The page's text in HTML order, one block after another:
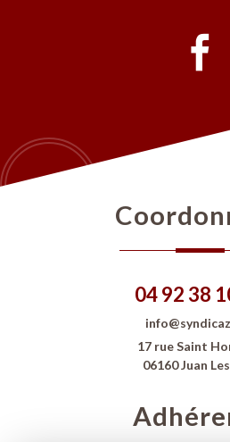
04 92 38
17 rue Saint
06160 Juan